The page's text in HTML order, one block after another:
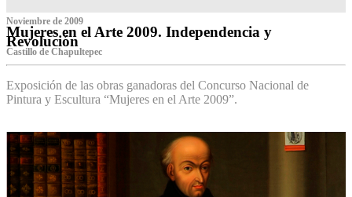
Noviembre de 2009
Mujeres en el Arte 2009. Independencia y
Revolución
Castillo de Chapultepec
Exposición de las obras ganadoras del Concurso Nacional de
Pintura y Escultura “Mujeres en el Arte 2009”.